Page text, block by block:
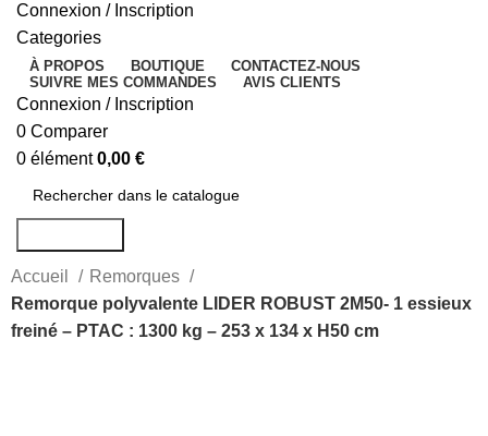
Connexion / Inscription
Categories
À PROPOS BOUTIQUE
CONTACTEZ-NOUS
SUIVRE MES COMMANDES
AVIS CLIENTS
Connexion / Inscription
0 Comparer
0 élément 0,00 €
Accueil
Remorques
Remorque polyvalente LIDER ROBUST 2M50- 1 essieux
freiné – PTAC : 1300 kg – 253 x 134 x H50 cm